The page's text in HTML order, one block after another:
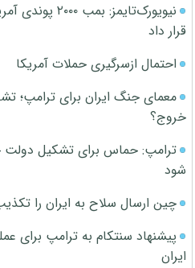
نیویورک‌تایمز:
قرار داد
احتمال ازسرگیری حملات آمریکا
معمای جنگ ایران برای ترامپ؛
خروج؟
ترامپ: حماس برای تشکیل دولت
شود
چین ارسال سلاح به ایران را
پیشنهاد سنتکام به ترامپ برای
ایران